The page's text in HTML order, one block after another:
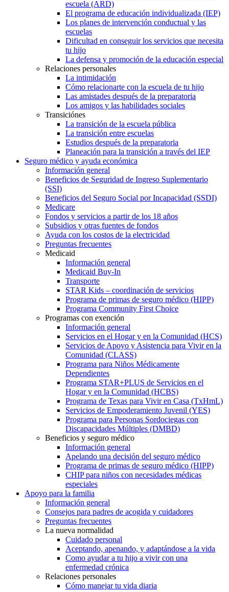
escuela (ARD)
El programa de educación individualizada (IEP)
Los planes de intervención conductual y las
escuelas
Dificultad en conseguir los servicios que necesita
tu hijo
La defensa y promoción de la educación especial
Relaciones personales
La intimidación
Cómo relacionarte con la escuela de tu hijo
Las amistades después de la preparatoria
Los amigos y las habilidades sociales
Transiciónes
La transición de la escuela pública
La transición entre escuelas
Estudios después de la preparatoria
Planeación para la transición a través del IEP
Seguro médico y ayuda económica
Información general
Beneficios de Seguridad de Ingreso Suplementario
(SSI)
Beneficios del Seguro Social por Incapacidad (SSDI)
Medicare
Fondos y servicios a partir de los 18 años
Subsidios y otras fuentes de fondos
Ayuda con los costos de la electricidad
Preguntas frecuentes
Medicaid
Información general
Medicaid Buy-In
Transporte
STAR Kids – coordinación de servicios
Programa de primas de seguro médico (HIPP)
Programa Community First Choice
Programas con exención
Información general
Servicios en el Hogar y en la Comunidad (HCS)
Servicios de Apoyo y Asistencia para Vivir en la
Comunidad (CLASS)
Programa para Niños Médicamente
Dependientes
Programa STAR+PLUS de Servicios en el
Hogar y en la Comunidad (HCBS)
Programa de Texas para Vivir en Casa (TxHmL)
Servicios de Empoderamiento Juvenil (YES)
Programa para Personas Sordociegas con
Discapacidades Múltiples (DMBD)
Beneficios y seguro médico
Información general
Apelando una decisión del seguro médico
Programa de primas de seguro médico (HIPP)
CHIP para niños con necesidades médicas
especiales
Apoyo para la familia
Información general
Consejos para padres de acogida y cuidadores
Preguntas frecuentes
La nueva normalidad
Cuidado personal
Aceptando, apenando, y adaptándose a la vida
Como ayudar a tu hijo a vivir con una
enfermedad crónica
Relaciones personales
Cómo manejar tu vida diaria